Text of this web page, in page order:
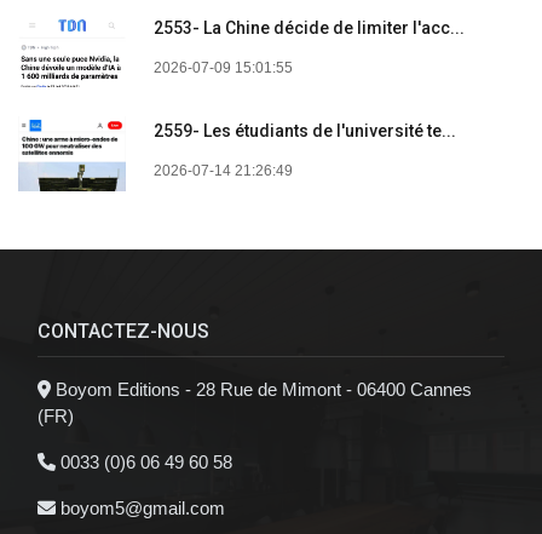
2553- La Chine décide de limiter l'acc...
2026-07-09 15:01:55
2559- Les étudiants de l'université te...
2026-07-14 21:26:49
CONTACTEZ-NOUS
Boyom Editions - 28 Rue de Mimont - 06400 Cannes
(FR)
0033 (0)6 06 49 60 58
boyom5@gmail.com